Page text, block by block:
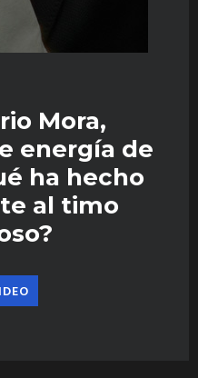
Mora,
energía de
ha hecho
al timo